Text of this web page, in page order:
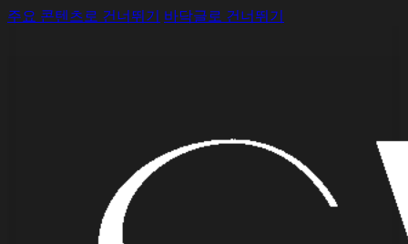
주요 콘텐츠로 건너뛰기 바닥글로 건너뛰기